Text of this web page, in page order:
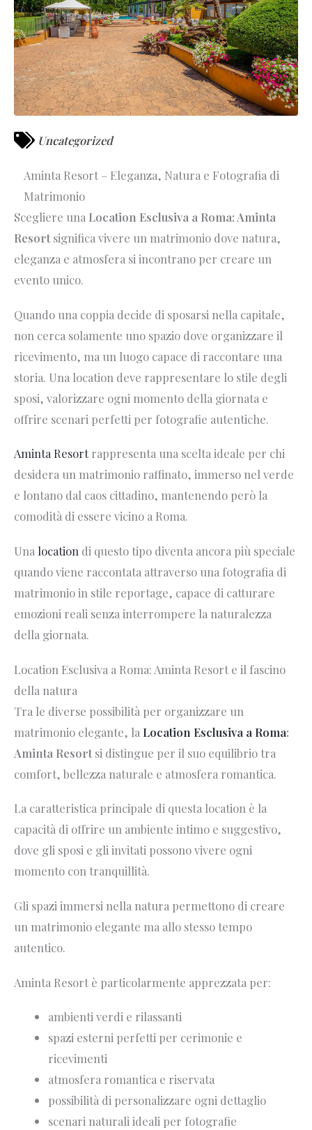
Uncategorized
Aminta Resort – Eleganza, Natura e Fotografia di
Matrimonio
Scegliere una Location Esclusiva a Roma: Aminta
Resortsignifica vivere un matrimonio dove natura,
eleganza e atmosfera si incontrano per creare un
evento unico.
Quando una coppia decide di sposarsi nella capitale,
non cerca solamente uno spazio dove organizzare il
ricevimento, ma un luogo capace di raccontare una
storia. Una location deve rappresentare lo stile degli
sposi, valorizzare ogni momento della giornata e
offrire scenari perfetti per fotografie autentiche.
Aminta Resortrappresenta una scelta ideale per chi
desidera un matrimonio raffinato, immerso nel verde
e lontano dal caos cittadino, mantenendo però la
comodità di essere vicino a Roma.
Una location di questo tipo diventa ancora più speciale
quando viene raccontata attraverso una fotografia di
matrimonio in stile reportage, capace di catturare
emozioni reali senza interrompere la naturalezza
della giornata.
Location Esclusiva a Roma: Aminta Resort e il fascino
della natura
Tra le diverse possibilità per organizzare un
matrimonio elegante, la Location Esclusiva a Roma:
Aminta Resortsi distingue per il suo equilibrio tra
comfort, bellezza naturale e atmosfera romantica.
La caratteristica principale di questa location è la
capacità di offrire un ambiente intimo e suggestivo,
dove gli sposi e gli invitati possono vivere ogni
momento con tranquillità.
Gli spazi immersi nella natura permettono di creare
un matrimonio elegante ma allo stesso tempo
autentico.
Aminta Resort è particolarmente apprezzata per:
ambienti verdi e rilassanti
spazi esterni perfetti per cerimonie e
ricevimenti
atmosfera romantica e riservata
possibilità di personalizzare ogni dettaglio
scenari naturali ideali per fotografie